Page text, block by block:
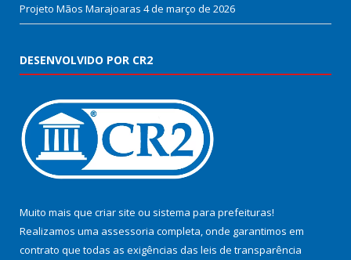
Projeto Mãos Marajoaras 4 de março de 2026
DESENVOLVIDO POR CR2
Muito mais que criar site ou sistema para prefeituras!
Realizamos uma assessoria completa, onde garantimos em
contrato que todas as exigências das leis de transparência